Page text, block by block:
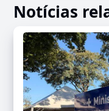
Notícias